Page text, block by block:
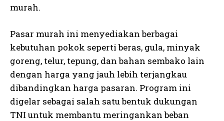
murah.
Pasar murah ini menyediakan berbagai
kebutuhan pokok seperti beras, gula, minyak
goreng, telur, tepung, dan bahan sembako lain
dengan harga yang jauh lebih terjangkau
dibandingkan harga pasaran. Program ini
digelar sebagai salah satu bentuk dukungan
TNI untuk membantu meringankan beban